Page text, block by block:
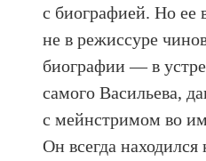
с биографией. Но
не в режиссуре
биографии — в
самого Васильева,
с мейнстримом во
Он всегда находился